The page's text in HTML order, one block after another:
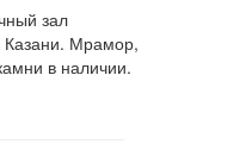
зал
Казани. Мрамор,
в наличии.